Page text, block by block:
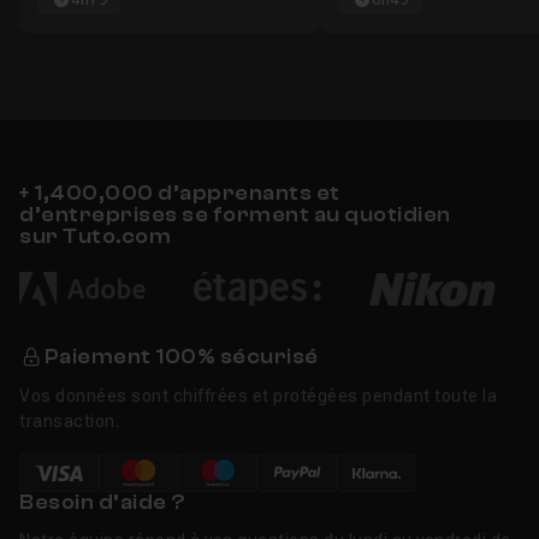
+ 1,400,000 d’apprenants et
d’entreprises se forment au quotidien
sur Tuto.com
Paiement 100% sécurisé
Vos données sont chiffrées et protégées pendant toute la
transaction.
Besoin d’aide ?